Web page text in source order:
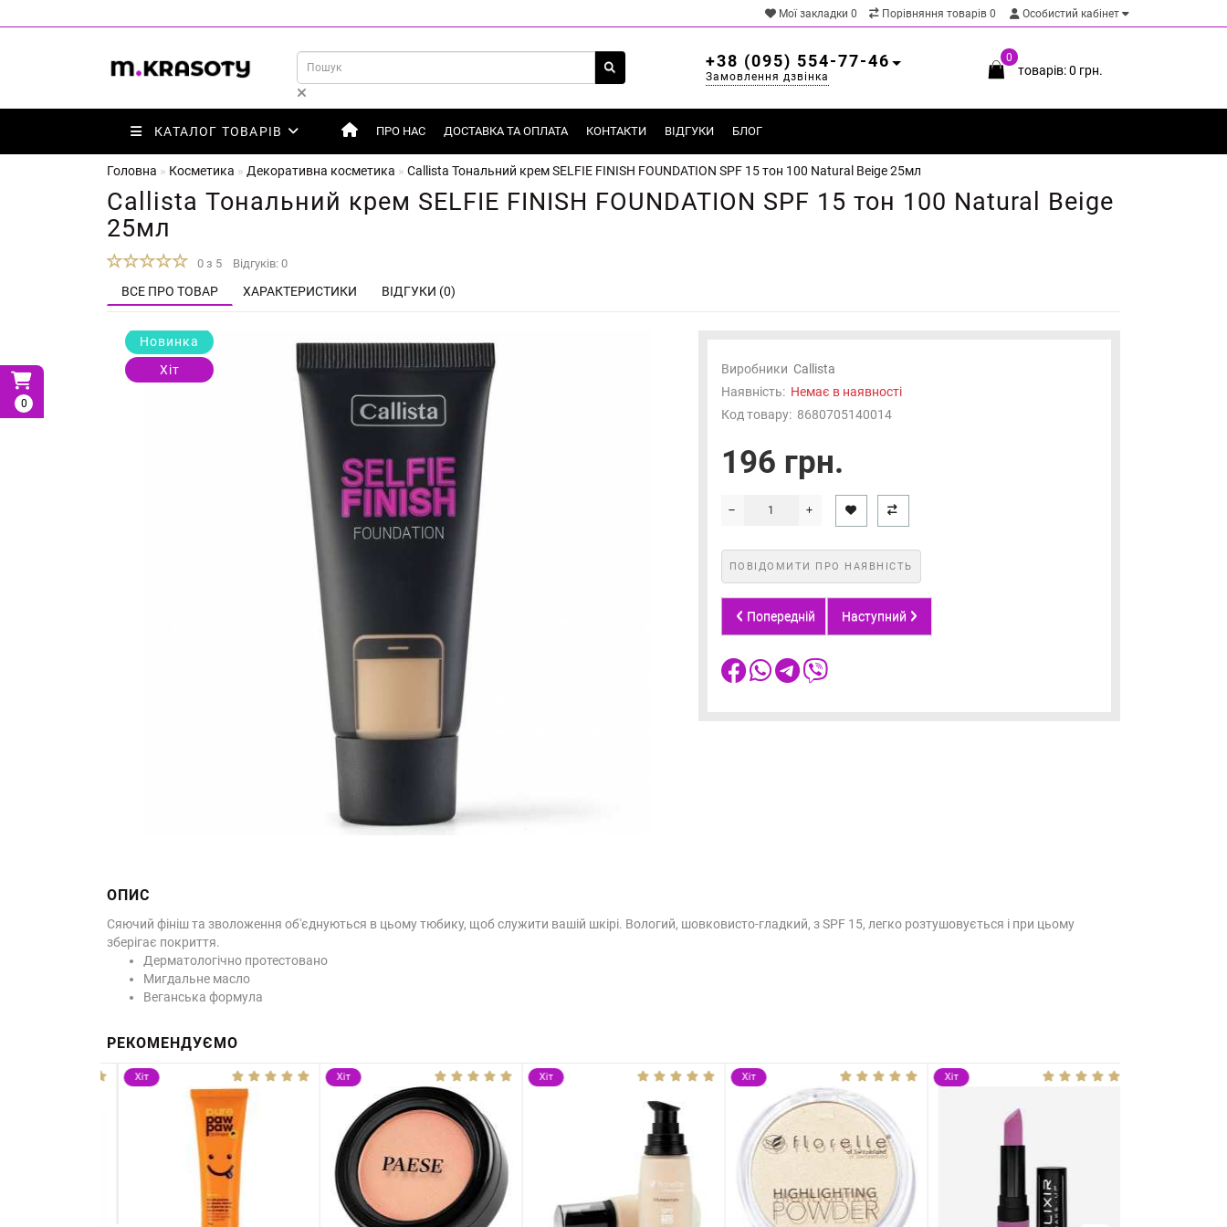
0
Мої закладки 0 Порівняння товарів 0 Особистий кабінет
0
товарів: 0 грн.
+38 (095) 554-77-46
Замовлення дзвінка
КАТАЛОГ ТОВАРІВ ПРО НАС ДОСТАВКА ТА ОПЛАТА КОНТАКТИ ВІДГУКИ БЛОГ
Головна Косметика Декоративна косметика Callista Тональний крем SELFIE FINISH FOUNDATION SPF 15 тон 100 Natural Beige 25мл
Callista Тональний крем SELFIE FINISH FOUNDATION SPF 15 тон 100 Natural Beige
25мл
0 з 5 Відгуків: 0
ВСЕ ПРО ТОВАР ХАРАКТЕРИСТИКИ ВІДГУКИ (0)
Новинка
Хіт
Виробники Callista
Наявність: Немає в наявності
Код товару: 8680705140014
196 грн.
ПОВІДОМИТИ ПРО НАЯВНІСТЬ
Попередній Наступний
ОПИС
Сяючий фініш та зволоження об'єднуються в цьому тюбику, щоб служити вашій шкірі. Вологий, шовковисто-гладкий, з SPF 15, легко розтушовується і при цьому
зберігає покриття.
Дерматологічно протестовано
Мигдальне масло
Веганська формула
РЕКОМЕНДУЄМО
Хіт Хіт Хіт Хіт Хіт